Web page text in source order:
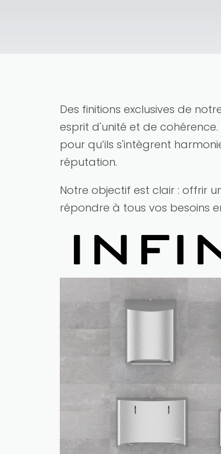
Des finitions exclusives de
esprit d'unité et de
pour qu’ils s'intègrent
réputation.
Notre objectif est clair : offrir
répondre à tous vos besoins